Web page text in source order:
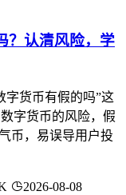
？认清风险，学
字货币有假的吗”这
字货币的风险，假
币，易误导用户投
2026-08-08